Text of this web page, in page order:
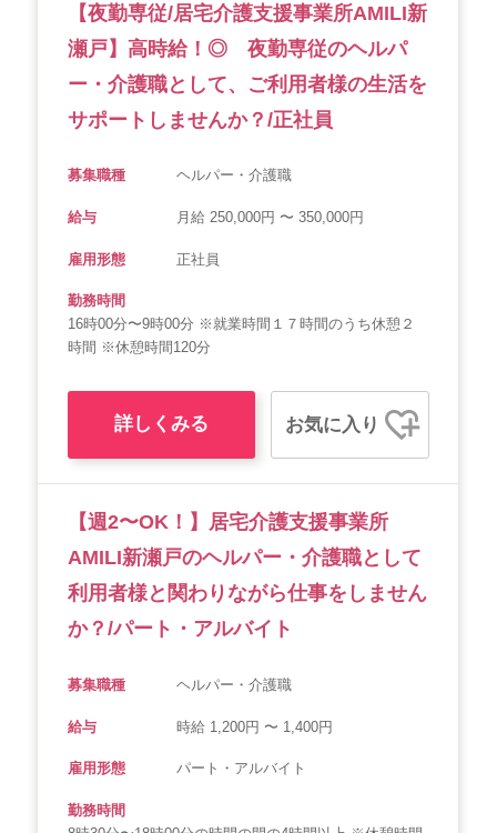
【夜勤専従/居宅介護支援事業所AMILI新
瀬戸】高時給！◎ 夜勤専従のヘルパ
ー・介護職として、ご利用者様の生活を
サポートしませんか？/正社員
募集職種 ヘルパー・介護職
給与 月給 250,000円 〜 350,000円
雇用形態 正社員
勤務時間
16時00分〜9時00分 ※就業時間１７時間のうち休憩２
時間 ※休憩時間120分
詳しくみる お気に入り
【週2〜OK！】居宅介護支援事業所
AMILI新瀬戸のヘルパー・介護職として
利用者様と関わりながら仕事をしません
か？/パート・アルバイト
募集職種 ヘルパー・介護職
給与 時給 1,200円 〜 1,400円
雇用形態 パート・アルバイト
勤務時間